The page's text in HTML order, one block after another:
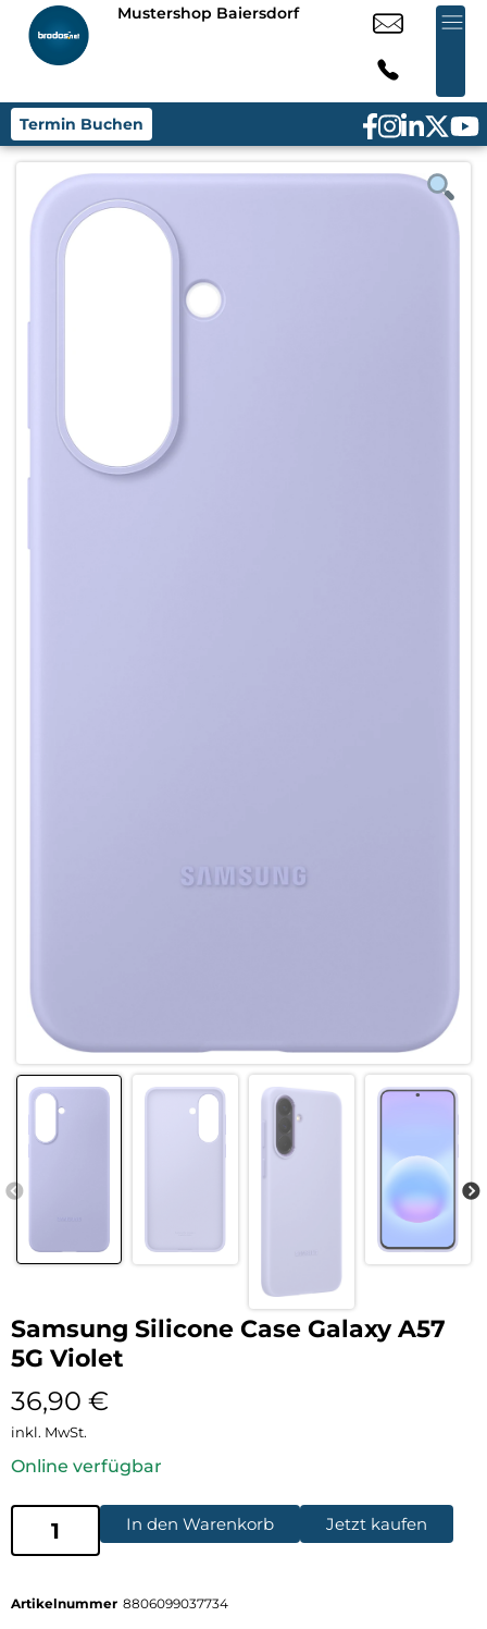
Mustershop Baiersdorf
Termin Buchen
Samsung Silicone Case Galaxy A57
5G Violet
36,90 €
inkl. MwSt.
Online verfügbar
In den Warenkorb Jetzt kaufen
Artikelnummer 8806099037734